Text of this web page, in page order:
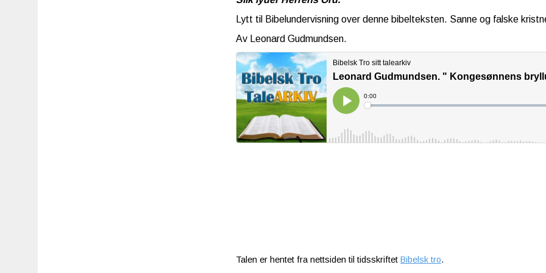
Lytt til Bibelundervisning over denne bibelteksten. Sanne og falske
Av Leonard Gudmundsen.
Talen er hentet fra nettsiden til tidsskriftetBibelsk tro.